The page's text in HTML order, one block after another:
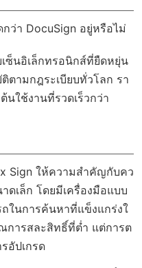
ว่า DocuSign อยู่หรือไม่
ซ็นอิเล็กทรอนิกส์ที่ยืดหยุ่น
ตามกฎระเบียบทั่วโลก รา
นใช้งานที่รวดเร็วกว่า
Sign ให้ความสำคัญกับคว
ดเล็ก โดยมีเครื่องมือแบบ
ในการค้นหาที่แข็งแกร่งใ
ารสละสิทธิ์ที่ต่ำ แต่การต
อัปเกรด